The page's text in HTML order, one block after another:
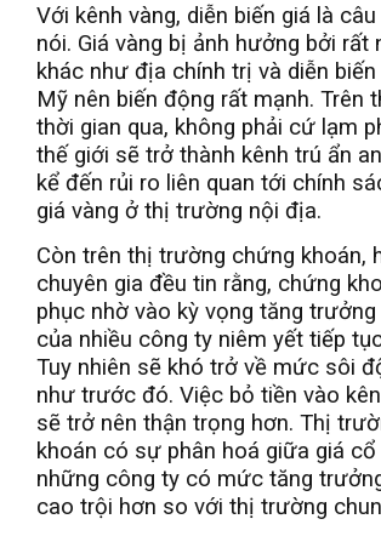
Với kênh vàng, diễn biến giá là
nói. Giá vàng bị ảnh hưởng bởi rất
khác như địa chính trị và diễn
Mỹ nên biến động rất mạnh. Trên
thời gian qua, không phải cứ lạm
thế giới sẽ trở thành kênh trú ẩn
kể đến rủi ro liên quan tới chính
giá vàng ở thị trường nội địa.
Còn trên thị trường chứng khoán,
chuyên gia đều tin rằng, chứng
phục nhờ vào kỳ vọng tăng trưởng
của nhiều công ty niêm yết tiếp
Tuy nhiên sẽ khó trở về mức sôi
như trước đó. Việc bỏ tiền vào
sẽ trở nên thận trọng hơn. Thị
khoán có sự phân hoá giữa giá cổ
những công ty có mức tăng
cao trội hơn so với thị trường